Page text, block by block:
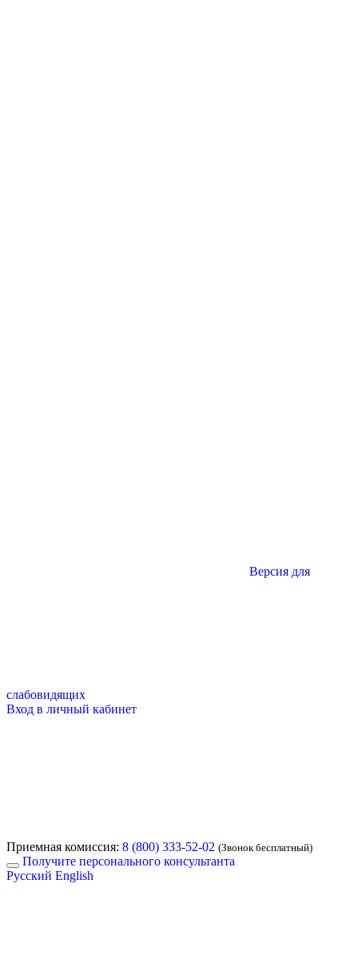
Версия для
слабовидящих
Вход в личный кабинет
Приемная комиссия: 8 (800) 333-52-02 (Звонок бесплатный)
Получите персонального консультанта
Русский English